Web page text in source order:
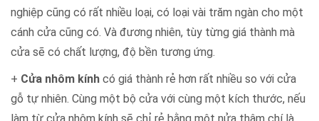
nghiệp cũng có rất nhiều loại, có loại vài trăm ngàn cho một
cánh cửa cũng có. Và đương nhiên, tùy từng giá thành mà
cửa sẽ có chất lượng, độ bền tương ứng.
+ Cửa nhôm kính có giá thành rẻ hơn rất nhiều so với cửa
gỗ tự nhiên. Cùng một bộ cửa với cùng một kích thước, nếu